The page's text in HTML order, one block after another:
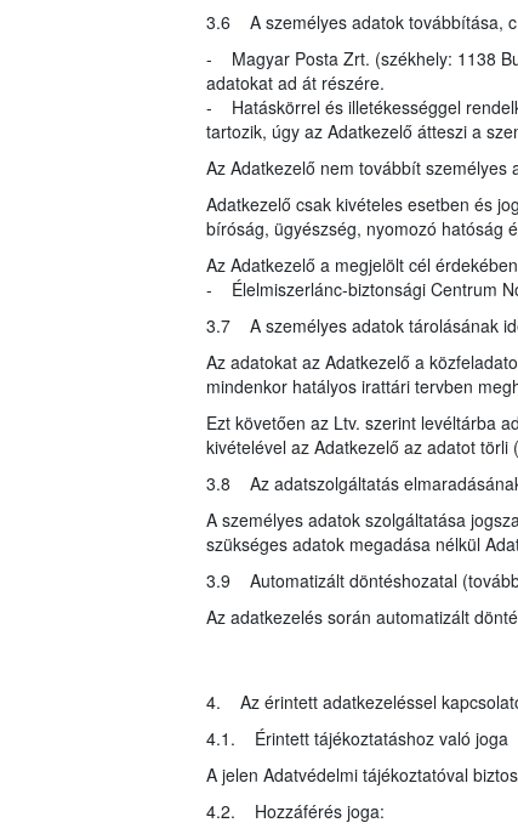
3.6 A személyes adatok továbbítása,
- Magyar Posta Zrt. (székhely: 1138
adatokat ad át részére.
- Hatáskörrel és illetékességgel
tartozik, úgy az Adatkezelő átteszi a
Az Adatkezelő nem továbbít személyes
Adatkezelő csak kivételes esetben és
bíróság, ügyészség, nyomozó hatóság
Az Adatkezelő a megjelölt cél
- Élelmiszerlánc-biztonsági Centrum
3.7 A személyes adatok tárolásának
Az adatokat az Adatkezelő a
mindenkor hatályos irattári tervben
Ezt követően az Ltv. szerint levéltárba
kivételével az Adatkezelő az adatot
3.8 Az adatszolgáltatás
A személyes adatok szolgáltatása
szükséges adatok megadása nélkül
3.9 Automatizált döntéshozatal
Az adatkezelés során automatizált
4. Az érintett adatkezeléssel
4.1. Érintett tájékoztatáshoz való joga
A jelen Adatvédelmi tájékoztatóval
4.2. Hozzáférés joga: